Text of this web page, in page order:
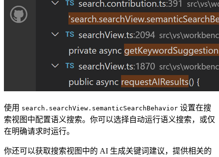
使用 search.searchView.semanticSearchBehavior 设置在搜
索视图中配置语义搜索。你可以选择自动运行语义搜索，或仅
在明确请求时运行。
你还可以获取搜索视图中的 AI 生成关键词建议，提供相关的